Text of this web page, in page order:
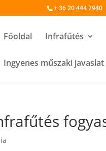
+ 36 20 444 7940
Főoldal Infrafűtés
Ingyenes műszaki javaslat